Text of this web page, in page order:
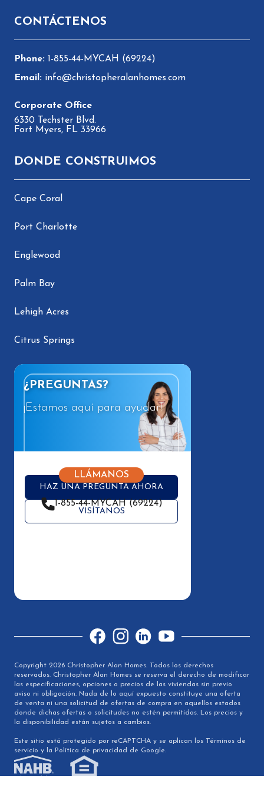
CONTÁCTENOS
1-855-44-MYCAH (69224)
info@christopheralanhomes.com
6330 Techster Blvd.
Fort Myers, FL 33966
DONDE CONSTRUIMOS
Cape Coral
Port Charlotte
Englewood
Palm Bay
Lehigh Acres
Citrus Springs
¿PREGUNTAS?
¡Estamos aquí para ayudar!
HAZ UNA PREGUNTA AHORA
VISÍTANOS
LLÁMANOS
1-855-44-MYCAH (69224)
FacebookInstagramLinkedInYouTube
Copyright 2026 Christopher Alan Homes. Todos los derechos
reservados. Christopher Alan Homes se reserva el derecho de modificar
las especificaciones, opciones o precios de las viviendas sin previo
aviso ni obligación. Nada de lo aquí expuesto constituye una oferta
de venta ni una solicitud de ofertas de compra en aquellos estados
donde dichas ofertas o solicitudes no estén permitidas. Los precios y
la disponibilidad están sujetos a cambios.
Este sitio está protegido por reCAPTCHA y se aplican los Términos de
servicio y la Política de privacidad de Google.